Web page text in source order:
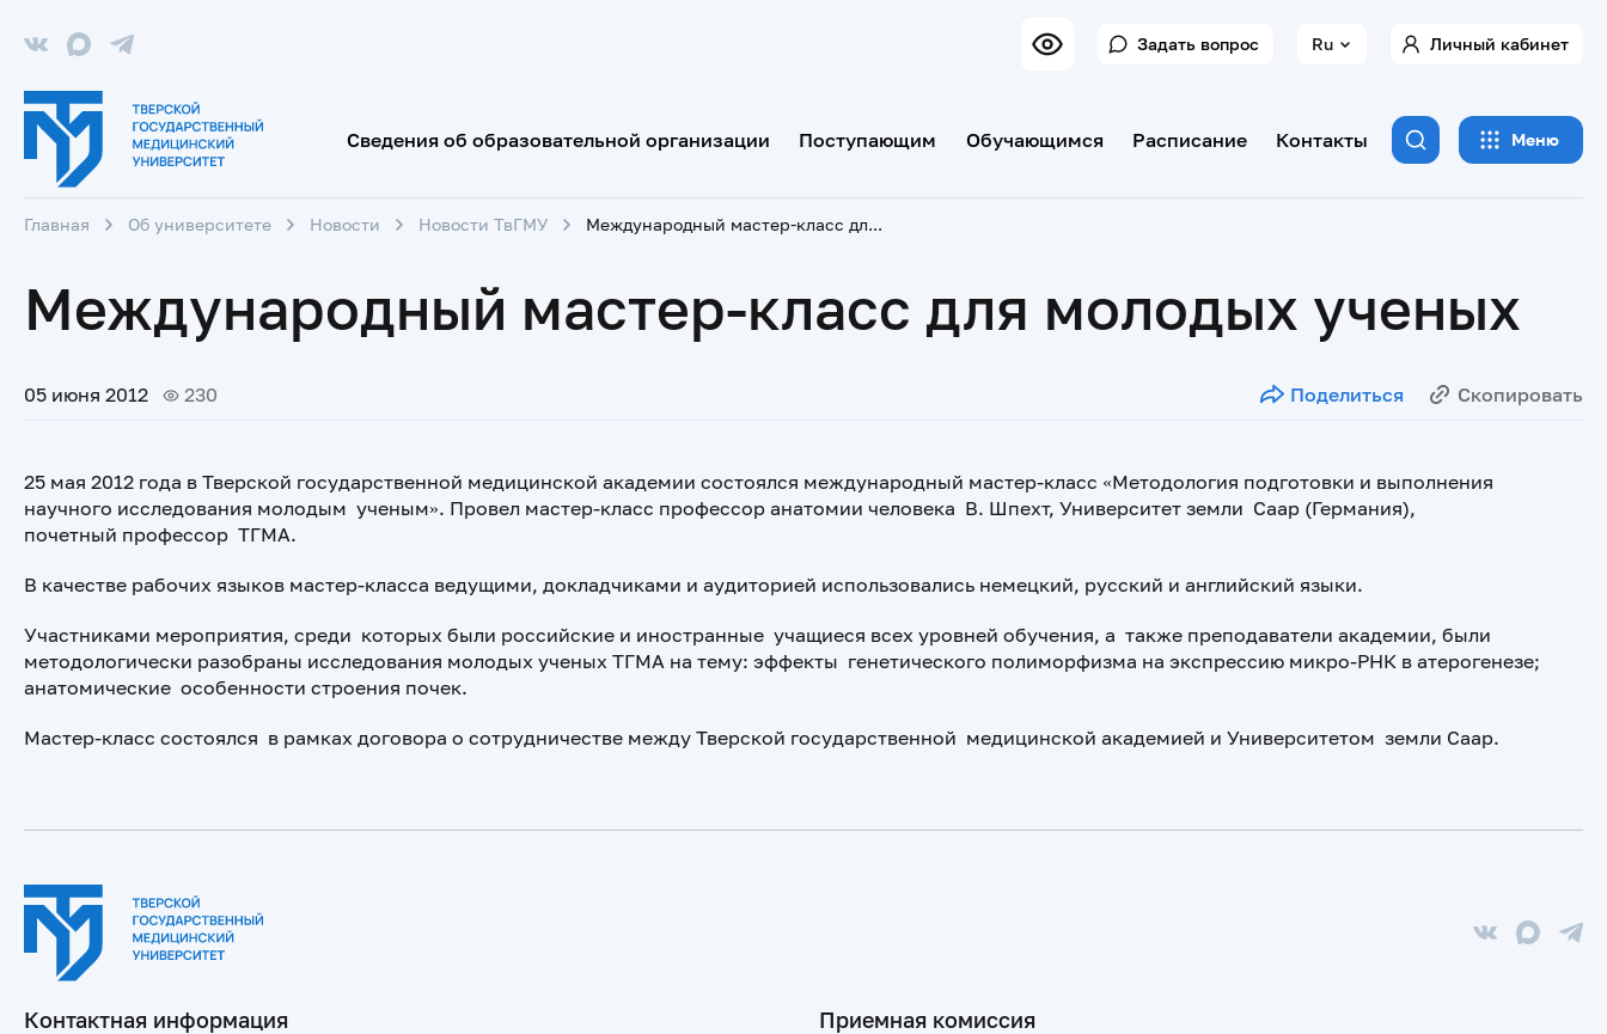
Задать вопрос Ru Личный кабинет
Сведения об образовательной организации Поступающим Обучающимся Расписание Контакты Меню
Главная Об университете Новости Новости ТвГМУ Международный мастер-класс для молодых ученых
Международный мастер-класс для молодых ученых
05 июня 2012 230 Поделиться Скопировать
25 мая 2012 года в Тверской государственной медицинской академии состоялся международный мастер-класс «Методология подготовки и выполнения
научного исследования молодым ученым». Провел мастер-класс профессор анатомии человека В. Шпехт, Университет земли Саар (Германия),
почетный профессор ТГМА.
В качестве рабочих языков мастер-класса ведущими, докладчиками и аудиторией использовались немецкий, русский и английский языки.
Участниками мероприятия, среди которых были российские и иностранные учащиеся всех уровней обучения, а также преподаватели академии, были
методологически разобраны исследования молодых ученых ТГМА на тему: эффекты генетического полиморфизма на экспрессию микро-РНК в атерогенезе;
анатомические особенности строения почек.
Мастер-класс состоялся в рамках договора о сотрудничестве между Тверской государственной медицинской академией и Университетом земли Саар.
Контактная информация Приемная комиссия